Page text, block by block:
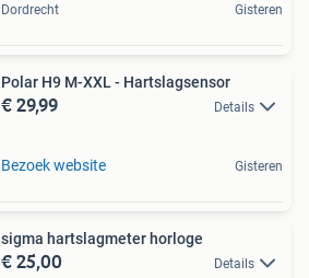
Dordrecht Gisteren
Polar H9 M-XXL - Hartslagsensor
€ 29,99 Details
Bezoek website Gisteren
sigma hartslagmeter horloge
€ 25,00 Details